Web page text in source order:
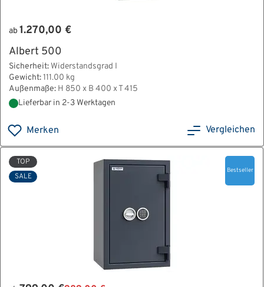
ab 1.270,00 €
Albert 500
Sicherheit: Widerstandsgrad I
Gewicht:111.00 kg
Außenmaße: H 850 x B 400 x T 415
Lieferbar in 2-3 Werktagen
Merken Vergleichen
TOP
SALE
Bestseller